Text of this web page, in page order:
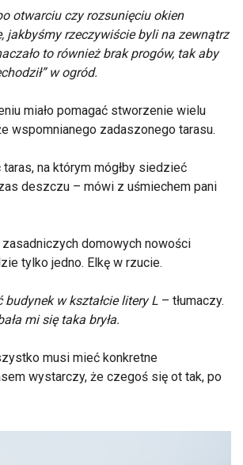
otwarciu czy rozsunięciu okien
jakbyśmy rzeczywiście byli na zewnątrz
to również brak progów, tak aby
w ogród.
miało pomagać stworzenie wielu
wspomnianego zadaszonego tarasu.
taras, na którym mógłby siedzieć
deszczu – mówi z uśmiechem pani
domowych nowości
tylko jedno. Elkę w rzucie.
budynek w kształcie litery L – tłumaczy.
mi się taka bryła.
musi mieć konkretne
wystarczy, że czegoś się ot tak, po